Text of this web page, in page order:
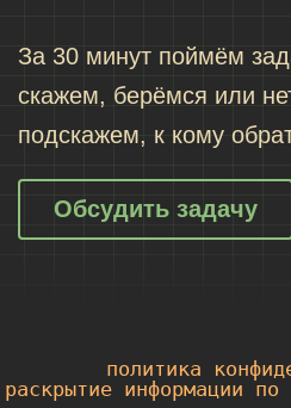
За 30 минут поймём
скажем, берёмся или
подскажем, к кому
Обсудить задачу
политика
раскрытие информации по